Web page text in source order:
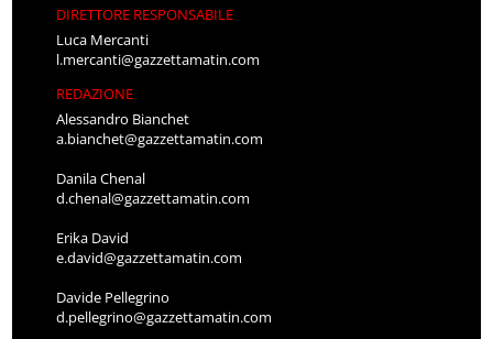
DIRETTORE RESPONSABILE
Luca Mercanti
l.mercanti@gazzettamatin.com
REDAZIONE
Alessandro Bianchet
a.bianchet@gazzettamatin.com
Danila Chenal
d.chenal@gazzettamatin.com
Erika David
e.david@gazzettamatin.com
Davide Pellegrino
d.pellegrino@gazzettamatin.com